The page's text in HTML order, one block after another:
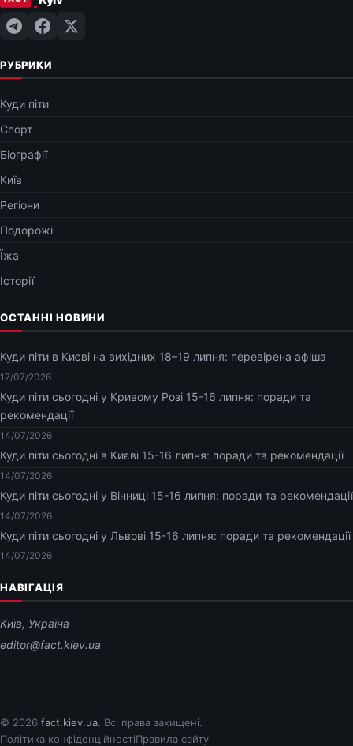
РУБРИКИ
Куди піти
Спорт
Біографії
Київ
Регіони
Подорожі
Їжа
Історії
ОСТАННІ НОВИНИ
Куди піти в Києві на вихідних 18–19 липня: перевірена афіша
17/07/2026
Куди піти сьогодні у Кривому Розі 15-16 липня: поради та
рекомендації
14/07/2026
Куди піти сьогодні в Києві 15-16 липня: поради та рекомендації
14/07/2026
Куди піти сьогодні у Вінниці 15-16 липня: поради та рекомендації
14/07/2026
Куди піти сьогодні у Львові 15-16 липня: поради та рекомендації
14/07/2026
НАВІГАЦІЯ
Київ, Україна
editor@fact.kiev.ua
© 2026 fact.kiev.ua. Всі права захищені.
Політика конфіденційностіПравила сайту